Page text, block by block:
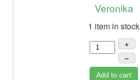
Veronika
1 item in stock
+
–
Add to cart